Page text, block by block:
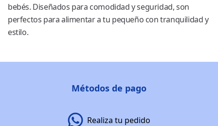
bebés. Diseñados para comodidad y seguridad, son
perfectos para alimentar a tu pequeño con tranquilidad y
estilo.
Métodos de pago
Realiza tu pedido